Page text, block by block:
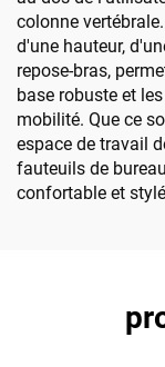
colonne
d'une hauteur,
repose-bras,
base robuste et
mobilité. Que ce
espace de travail
fauteuils de
confortable et